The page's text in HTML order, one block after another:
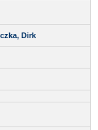
Dirk